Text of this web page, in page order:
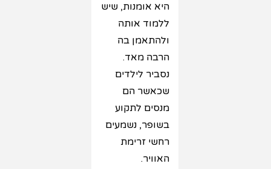
היא אומנות, שיש
ללמוד אותה
ולהתאמן בה
הרבה מאד.
נסביר לילדים
שכאשר הם
מנסים לתקוע
בשופר, נשמעים
רחשי זרימת
האוויר.